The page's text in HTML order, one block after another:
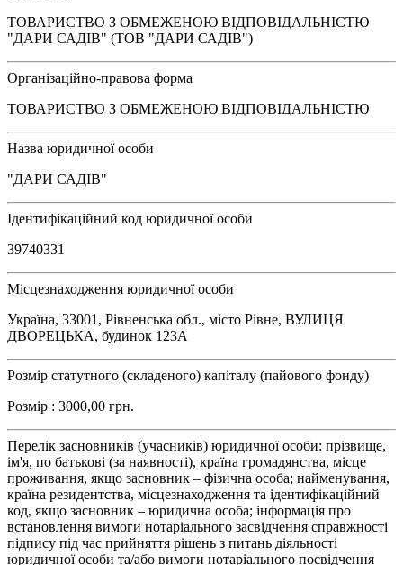
ТОВАРИСТВО З ОБМЕЖЕНОЮ ВІДПОВІДАЛЬНІСТЮ
"ДАРИ САДІВ" (ТОВ "ДАРИ САДІВ")
Організаційно-правова форма
ТОВАРИСТВО З ОБМЕЖЕНОЮ ВІДПОВІДАЛЬНІСТЮ
Назва юридичної особи
"ДАРИ САДІВ"
Ідентифікаційний код юридичної особи
39740331
Місцезнаходження юридичної особи
Україна, 33001, Рівненська обл., місто Рівне, ВУЛИЦЯ
ДВОРЕЦЬКА, будинок 123А
Розмір статутного (складеного) капіталу (пайового фонду)
Розмір : 3000,00 грн.
Перелік засновників (учасників) юридичної особи: прізвище,
ім'я, по батькові (за наявності), країна громадянства, місце
проживання, якщо засновник – фізична особа; найменування,
країна резидентства, місцезнаходження та ідентифікаційний
код, якщо засновник – юридична особа; інформація про
встановлення вимоги нотаріального засвідчення справжності
підпису під час прийняття рішень з питань діяльності
юридичної особи та/або вимоги нотаріального посвідчення